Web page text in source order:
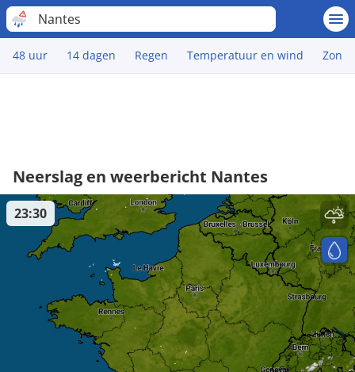
Nantes
48 uur 14 dagen Regen Temperatuur en wind Zon
Neerslag en weerbericht Nantes
23:30